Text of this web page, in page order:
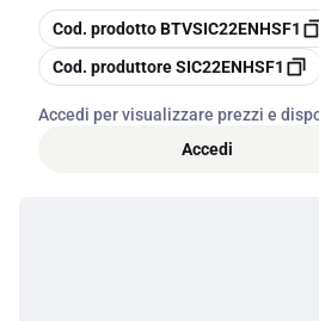
copia
Cod. prodottoBTVSIC22ENHSF1
copia
Cod. produttoreSIC22ENHSF1
Accedi per visualizzare prezzi e
Accedi